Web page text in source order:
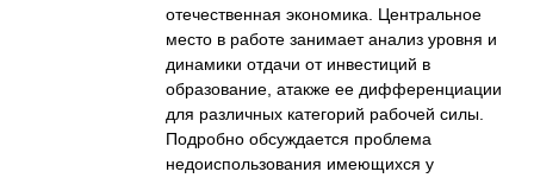
отечественная экономика. Центральное
место в работе занимает анализ уровня и
динамики отдачи от инвестиций в
образование, атакже ее дифференциации
для различных категорий рабочей силы.
Подробно обсуждается проблема
недоиспользования имеющихся у